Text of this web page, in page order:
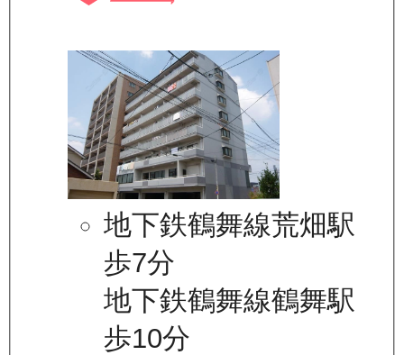
地下鉄鶴舞線荒畑駅
歩7分
地下鉄鶴舞線鶴舞駅
歩10分